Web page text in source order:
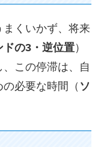
まくいかず、将来
ドの3・逆位置）
この停滞は、自
必要な時間（ ソ